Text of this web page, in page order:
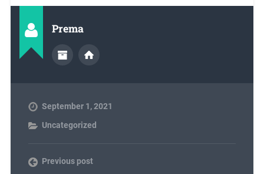
Prema
September 1, 2021
Uncategorized
Previous post